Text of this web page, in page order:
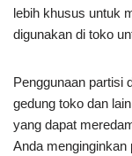
lebih khusus untuk
digunakan di toko
Penggunaan partisi
gedung toko dan
yang dapat
Anda